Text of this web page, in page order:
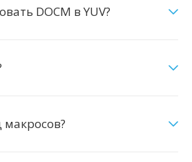
DOCM в YUV?
макросов?